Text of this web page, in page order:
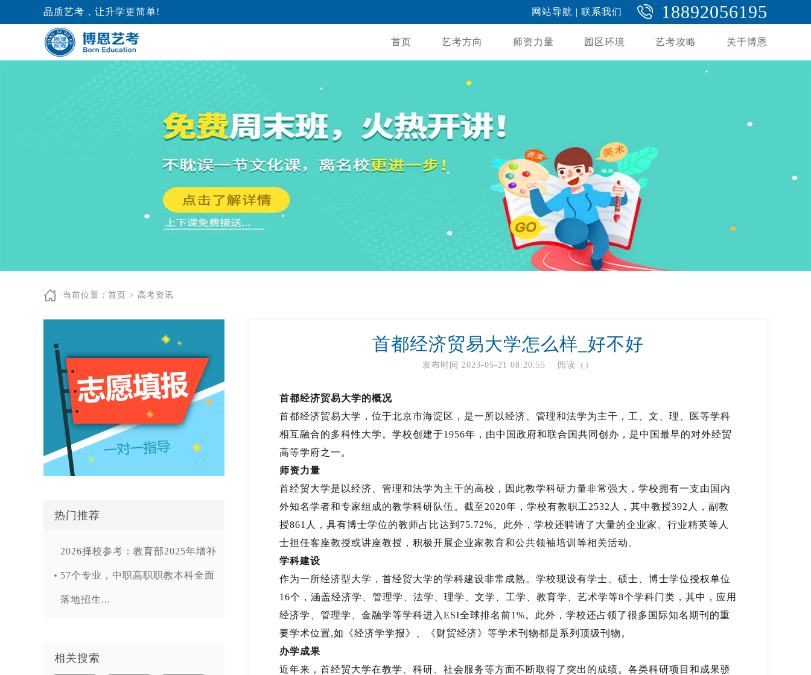
品质艺考，让升学更简单! 网站导航 | 联系我们 18892056195
首页 艺考方向 师资力量 园区环境 艺考攻略 关于博恩
当前位置： 首页 > 高考资讯
热门推荐
2026择校参考：教育部2025年增补
57个专业，中职高职职教本科全面
落地招生...
相关搜索
首都经济贸易大学怎么样_好不好
发布时间 2023-05-21 08:20:55 阅读（ ）
首都经济贸易大学的概况
首都经济贸易大学，位于北京市海淀区，是一所以经济、管理和法学为主干，工、文、理、医等学科
相互融合的多科性大学。学校创建于1956年，由中国政府和联合国共同创办，是中国最早的对外经贸
高等学府之一。
师资力量
首经贸大学是以经济、管理和法学为主干的高校，因此教学科研力量非常强大，学校拥有一支由国内
外知名学者和专家组成的教学科研队伍。截至2020年，学校有教职工2532人，其中教授392人，副教
授861人，具有博士学位的教师占比达到75.72%。此外，学校还聘请了大量的企业家、行业精英等人
士担任客座教授或讲座教授，积极开展企业家教育和公共领袖培训等相关活动。
学科建设
作为一所经济型大学，首经贸大学的学科建设非常成熟。学校现设有学士、硕士、博士学位授权单位
16个，涵盖经济学、管理学、法学、理学、文学、工学、教育学、艺术学等8个学科门类，其中，应用
经济学、管理学、金融学等学科进入ESI全球排名前1%。此外，学校还占领了很多国际知名期刊的重
要学术位置,如《经济学学报》、《财贸经济》等学术刊物都是系列顶级刊物。
办学成果
近年来，首经贸大学在教学、科研、社会服务等方面不断取得了突出的成绩。各类科研项目和成果骄